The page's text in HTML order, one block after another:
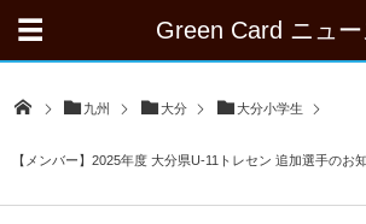
Green Card ニュー
九州 大分 大分小学生
【メンバー】2025年度 大分県U-11トレセン 追加選手のお